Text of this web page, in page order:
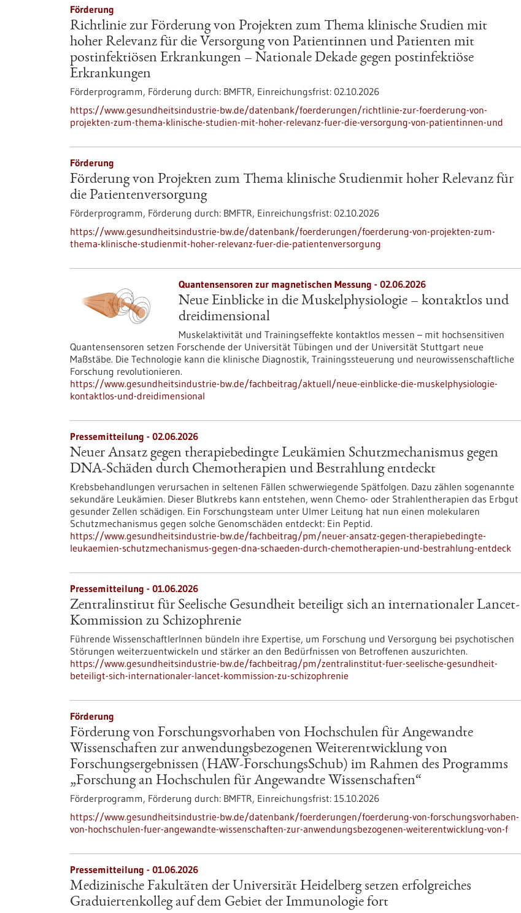
Förderung
Richtlinie zur Förderung von Projekten zum Thema klinische Studien mit
hoher Relevanz für die Versorgung von Patientinnen und Patienten mit
postinfektiösen Erkrankungen – Nationale Dekade gegen postinfektiöse
Erkrankungen
Förderprogramm, Förderung durch: BMFTR, Einreichungsfrist: 02.10.2026
https://www.gesundheitsindustrie-bw.de/datenbank/foerderungen/richtlinie-zur-foerderung-von-
projekten-zum-thema-klinische-studien-mit-hoher-relevanz-fuer-die-versorgung-von-patientinnen-und
Förderung
Förderung von Projekten zum Thema klinische Studienmit hoher Relevanz für
die Patientenversorgung
Förderprogramm, Förderung durch: BMFTR, Einreichungsfrist: 02.10.2026
https://www.gesundheitsindustrie-bw.de/datenbank/foerderungen/foerderung-von-projekten-zum-
thema-klinische-studienmit-hoher-relevanz-fuer-die-patientenversorgung
Quantensensoren zur magnetischen Messung - 02.06.2026
Neue Einblicke in die Muskelphysiologie – kontaktlos und
dreidimensional
Muskelaktivität und Trainingseffekte kontaktlos messen – mit hochsensitiven
Quantensensoren setzen Forschende der Universität Tübingen und der Universität Stuttgart neue
Maßstäbe. Die Technologie kann die klinische Diagnostik, Trainingssteuerung und neurowissenschaftliche
Forschung revolutionieren.
https://www.gesundheitsindustrie-bw.de/fachbeitrag/aktuell/neue-einblicke-die-muskelphysiologie-
kontaktlos-und-dreidimensional
Pressemitteilung - 02.06.2026
Neuer Ansatz gegen therapiebedingte Leukämien Schutzmechanismus gegen
DNA-Schäden durch Chemotherapien und Bestrahlung entdeckt
Krebsbehandlungen verursachen in seltenen Fällen schwerwiegende Spätfolgen. Dazu zählen sogenannte
sekundäre Leukämien. Dieser Blutkrebs kann entstehen, wenn Chemo- oder Strahlentherapien das Erbgut
gesunder Zellen schädigen. Ein Forschungsteam unter Ulmer Leitung hat nun einen molekularen
Schutzmechanismus gegen solche Genomschäden entdeckt: Ein Peptid.
https://www.gesundheitsindustrie-bw.de/fachbeitrag/pm/neuer-ansatz-gegen-therapiebedingte-
leukaemien-schutzmechanismus-gegen-dna-schaeden-durch-chemotherapien-und-bestrahlung-entdeck
Pressemitteilung - 01.06.2026
Zentralinstitut für Seelische Gesundheit beteiligt sich an internationaler Lancet-
Kommission zu Schizophrenie
Führende WissenschaftlerInnen bündeln ihre Expertise, um Forschung und Versorgung bei psychotischen
Störungen weiterzuentwickeln und stärker an den Bedürfnissen von Betroffenen auszurichten.
https://www.gesundheitsindustrie-bw.de/fachbeitrag/pm/zentralinstitut-fuer-seelische-gesundheit-
beteiligt-sich-internationaler-lancet-kommission-zu-schizophrenie
Förderung
Förderung von Forschungsvorhaben von Hochschulen für Angewandte
Wissenschaften zur anwendungsbezogenen Weiterentwicklung von
Forschungsergebnissen (HAW-ForschungsSchub) im Rahmen des Programms
„Forschung an Hochschulen für Angewandte Wissenschaften“
Förderprogramm, Förderung durch: BMFTR, Einreichungsfrist: 15.10.2026
https://www.gesundheitsindustrie-bw.de/datenbank/foerderungen/foerderung-von-forschungsvorhaben-
von-hochschulen-fuer-angewandte-wissenschaften-zur-anwendungsbezogenen-weiterentwicklung-von-f
Pressemitteilung - 01.06.2026
Medizinische Fakultäten der Universität Heidelberg setzen erfolgreiches
Graduiertenkolleg auf dem Gebiet der Immunologie fort